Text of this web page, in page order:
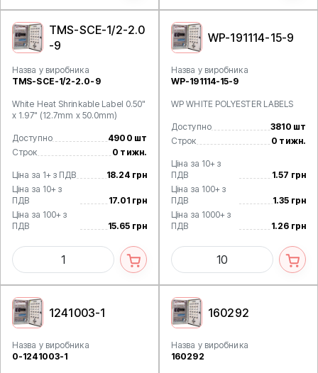
TMS-SCE-1/2-2.0
-9
Назва у виробника
TMS-SCE-1/2-2.0-9
White Heat Shrinkable Label 0.50"
x 1.97" (12.7mm x 50.0mm)
Доступно
4900 шт
Строк
0 тижн.
Ціна за 1+ з ПДВ
18.24 грн
Ціна за 10+ з
ПДВ
17.01 грн
Ціна за 100+ з
ПДВ
15.65 грн
WP-191114-15-9
Назва у виробника
WP-191114-15-9
WP WHITE POLYESTER LABELS
Доступно
3810 шт
Строк
0 тижн.
Ціна за 10+ з
ПДВ
1.57 грн
Ціна за 100+ з
ПДВ
1.35 грн
Ціна за 1000+ з
ПДВ
1.26 грн
1241003-1
Назва у виробника
0-1241003-1
160292
Назва у виробника
160292